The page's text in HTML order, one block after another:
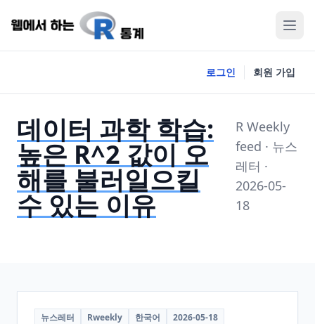
로그인 회원 가입
데이터 과학 학습:
높은 R^2 값이 오
해를 불러일으킬
수 있는 이유
R Weekly
feed · 뉴스
레터 ·
2026-05-
18
뉴스레터 Rweekly 한국어 2026-05-18